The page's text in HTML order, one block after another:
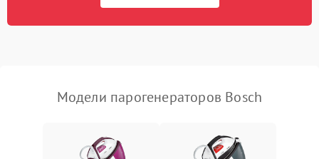
Не подает пар 1800 ₽ Подробнее →
Модели парогенераторов Bosch